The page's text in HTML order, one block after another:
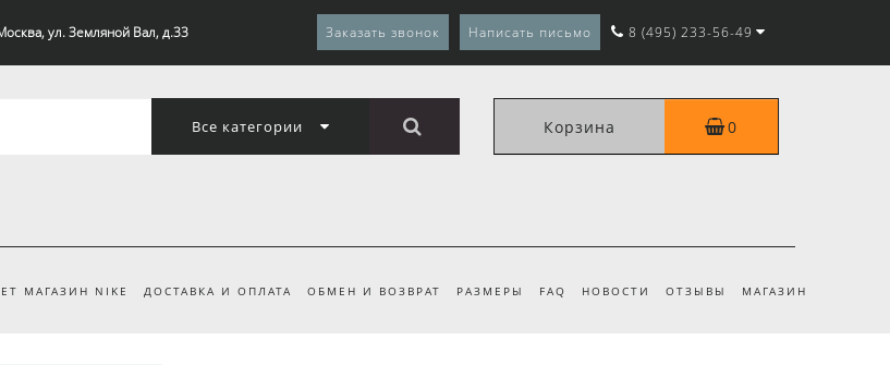
ул. Земляной Вал, д.33 Заказать звонок Написать письмо 8 (495) 233-56-49
Все категории Корзина 0
МАГАЗИН NIKE ДОСТАВКА И ОПЛАТА ОБМЕН И ВОЗВРАТ РАЗМЕРЫ FAQ НОВОСТИ ОТЗЫВЫ МАГАЗИН